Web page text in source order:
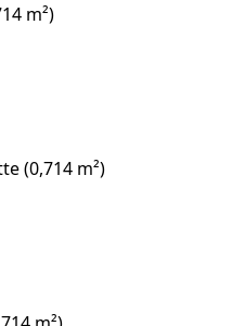
m²)
(0,714 m²)